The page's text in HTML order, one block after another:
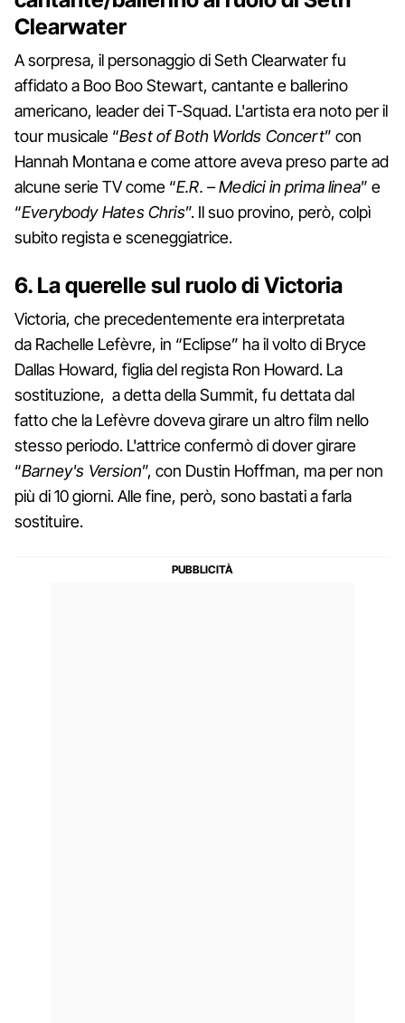
Clearwater
A sorpresa, il personaggio di Seth Clearwater fu
affidato a Boo Boo Stewart, cantante e ballerino
americano, leader dei T-Squad. L'artista era noto per il
tour musicale “Best of Both Worlds Concert” con
Hannah Montana e come attore aveva preso parte ad
alcune serie TV come “E.R. – Medici in prima linea” e
“Everybody Hates Chris”. Il suo provino, però, colpì
subito regista e sceneggiatrice.
6. La querelle sul ruolo di Victoria
Victoria, che precedentemente era interpretata
da Rachelle Lefèvre, in “Eclipse” ha il volto di Bryce
Dallas Howard, figlia del regista Ron Howard. La
sostituzione, a detta della Summit, fu dettata dal
fatto che la Lefèvre doveva girare un altro film nello
stesso periodo. L'attrice confermò di dover girare
“Barney's Version”, con Dustin Hoffman, ma per non
più di 10 giorni. Alle fine, però, sono bastati a farla
sostituire.